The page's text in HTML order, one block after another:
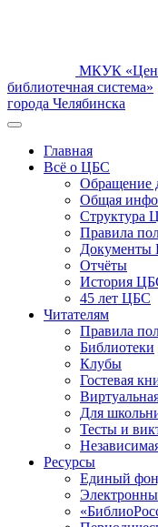
МКУК
библиотечная система»
города Челябинска
Главная
Всё о ЦБС
Обращение
Общая
Структура
Правила
Документы
Отчёты
История
45 лет ЦБС
Читателям
Правила
Библиотеки
Клубы
Гостевая
Для
Тесты и
Ресурсы
Единый